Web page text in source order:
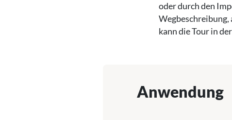
oder durch den
kann die Tour in
Anwendung